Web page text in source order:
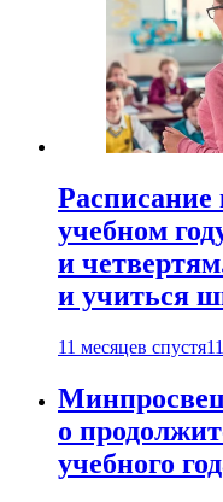
Расписание
учебном
и
и учиться
11 месяцев спустя
о
учебного